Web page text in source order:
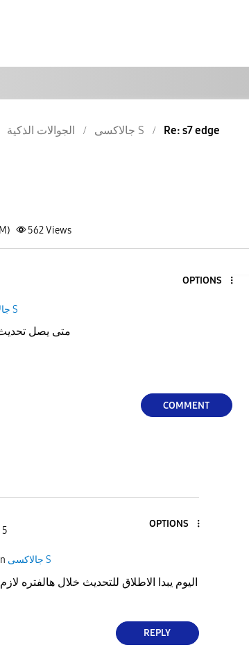
الجوالات الذكية جالاكسى S Re: s7 edge
562Views
OPTIONS
جالاكسى S
متى يصل تحديث
COMMENT
OPTIONS
جالاكسى S
اليوم يبدا الاطلاق للتحديث خلال هالفتره
REPLY